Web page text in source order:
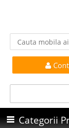
Cont
Categorii